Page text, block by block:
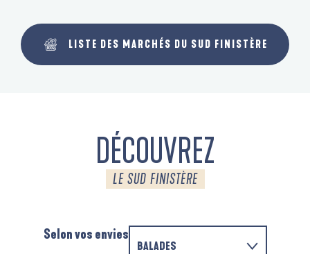
LISTE DES MARCHÉS DU SUD FINISTÈRE
DÉCOUVREZ
LE SUD FINISTÈRE
Selon vos envies
BALADES